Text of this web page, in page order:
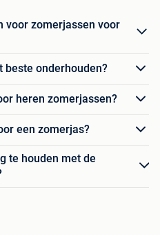
voor zomerjassen voor
beste onderhouden?
heren zomerjassen?
een zomerjas?
te houden met de